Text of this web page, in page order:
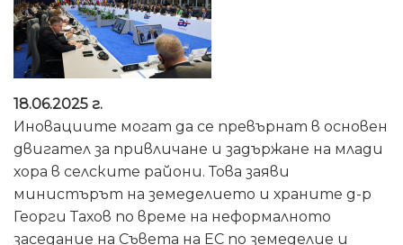
18.06.2025 г.
Иновациите могат да се превърнат в основен
двигател за привличане и задържане на млади
хора в селските райони. Това заяви
министърът на земеделието и храните д-р
Георги Тахов по време на неформалното
заседание на Съвета на ЕС по земеделие и